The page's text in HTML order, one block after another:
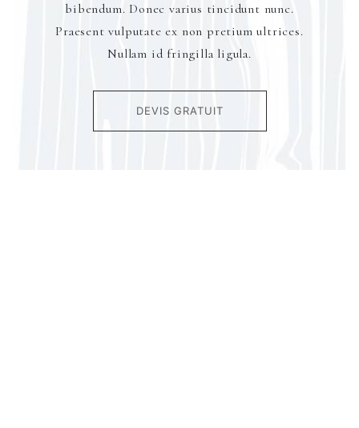
bibendum. Donec varius tincidunt nunc.
Praesent vulputate ex non pretium ultrices.
Nullam id fringilla ligula.
DEVIS GRATUIT